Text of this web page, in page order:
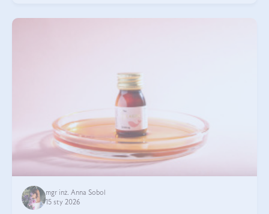
mgr inż. Anna Sobol
15 sty 2026